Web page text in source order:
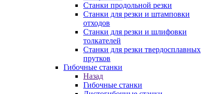
Станки продольной резки
Станки для резки и штамповки
отходов
Станки для резки и шлифовки
толкателей
Станки для резки твердосплавных
прутков
Гибочные станки
Назад
Гибочные станки